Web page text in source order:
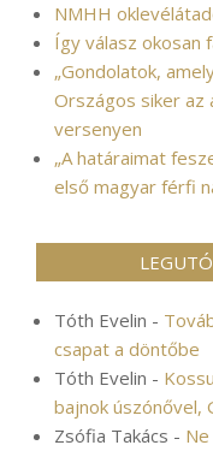
NMHH
Így válasz okosan
„Gondolatok,
Országos siker az
versenyen
„A határaimat
első magyar férfi
Tóth Evelin -
csapat a döntőbe
Tóth Evelin -
bajnok úszónővel,
Zsófia Takács -